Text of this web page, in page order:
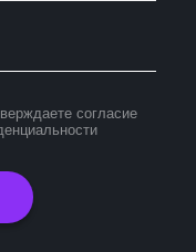
согласие